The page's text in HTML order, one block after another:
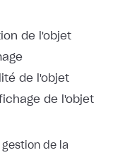
de l'objet
de l'objet
de l'objet
de la